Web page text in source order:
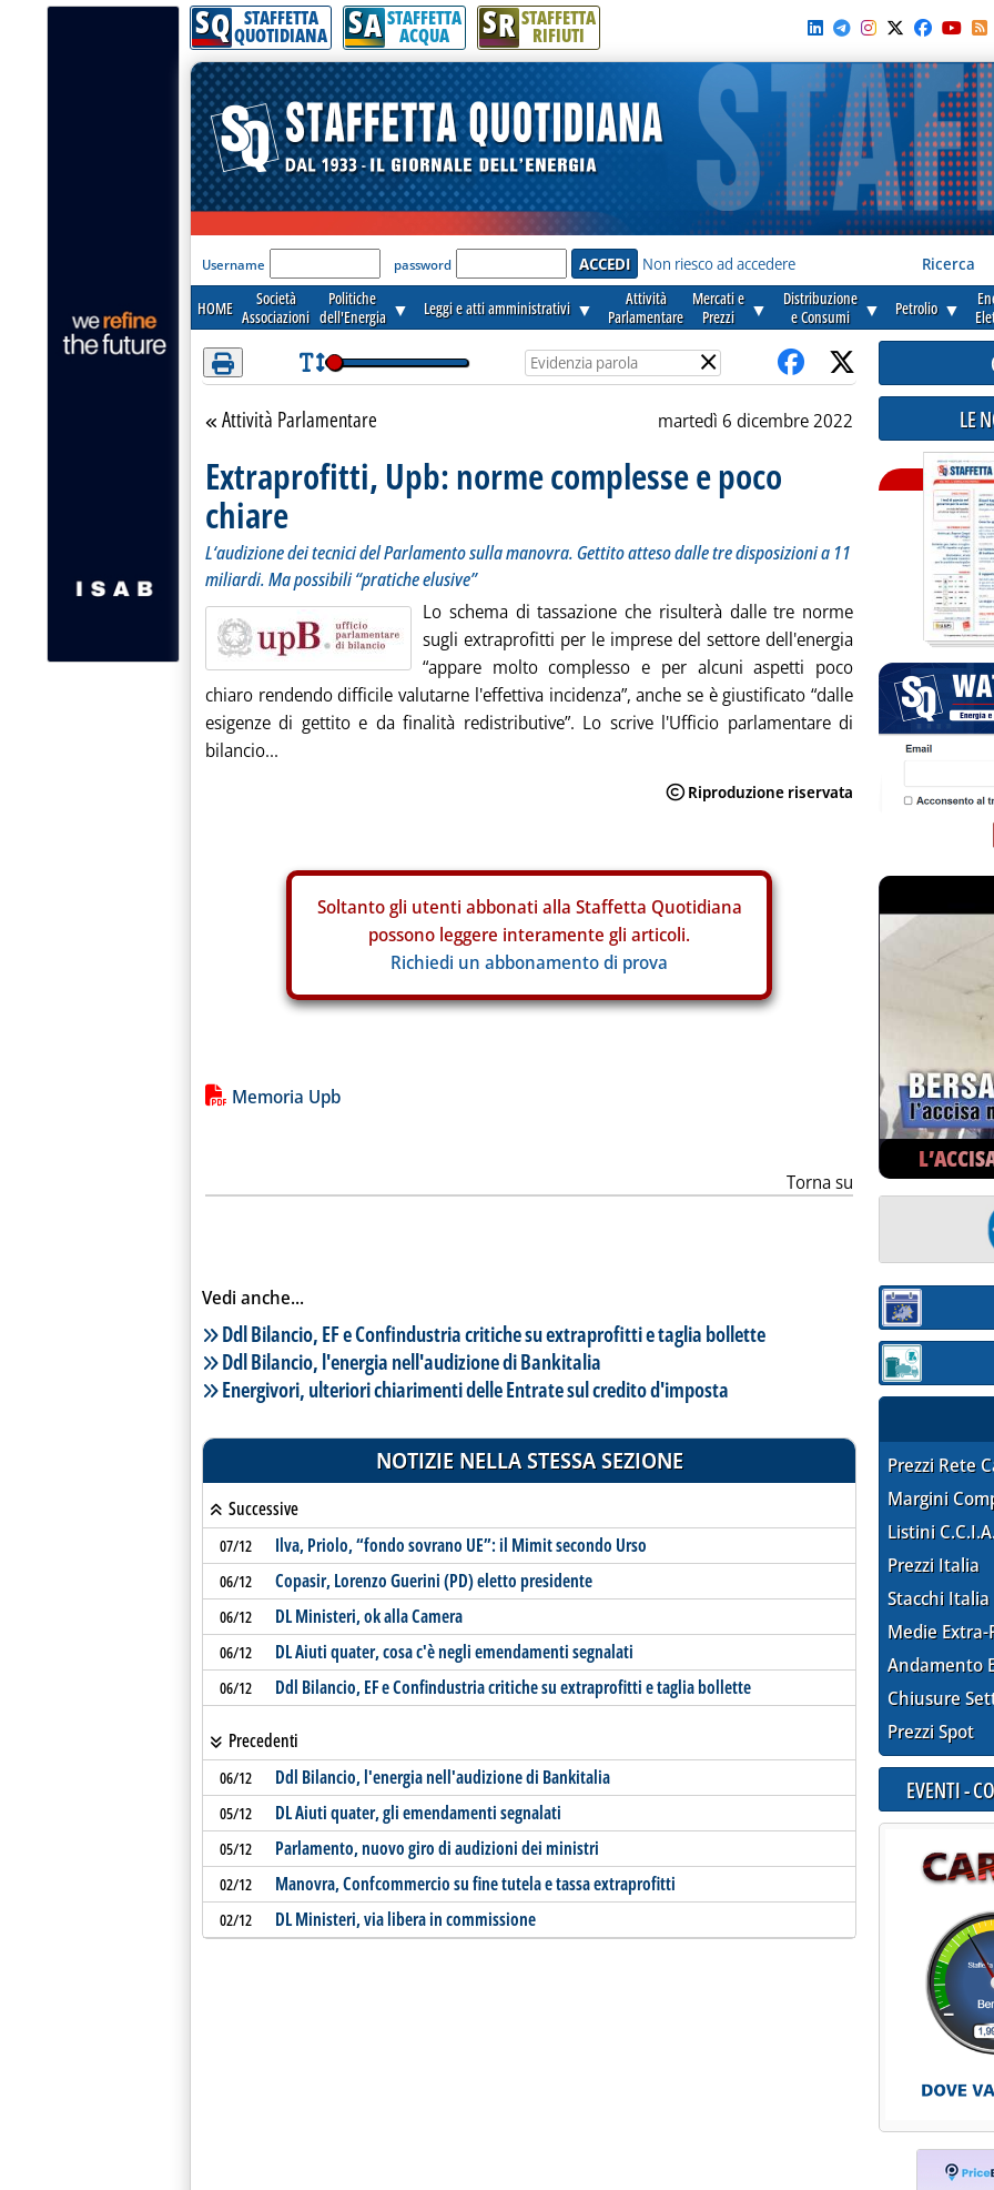
Attenzione! Esegui l'accesso per lèggere interamente la notizia.
SQ STAFFETTA
QUOTIDIANA SA STAFFETTA
ACQUA SR STAFFETTA
RIFIUTI
'Modulo Login per accedere'
Username password Non riesco ad accedere Ricerca
HOME
Società
Associazioni
Politiche
dell'Energia ▼ Leggi e atti amministrativi ▼
Attività
Parlamentare
Mercati e
Prezzi
▼
Distribuzione
e Consumi
▼ Petrolio ▼
×
Torna alla sezione
Attività Parlamentare martedì 6 dicembre 2022
Extraprofitti, Upb: norme complesse e poco
chiare
L‘audizione dei tecnici del Parlamento sulla manovra. Gettito atteso dalle tre disposizioni a 11
miliardi. Ma possibili “pratiche elusive”
Lo schema di tassazione che risulterà dalle tre norme
sugli extraprofitti per le imprese del settore dell'energia
“appare molto complesso e per alcuni aspetti poco
chiaro rendendo difficile valutarne l'effettiva incidenza”, anche se è giustificato “dalle
esigenze di gettito e da finalità redistributive”. Lo scrive l'Ufficio parlamentare di
bilancio...
Soltanto gli utenti abbonati alla Staffetta Quotidiana
possono leggere interamente gli articoli.
Richiedi un abbonamento di prova
Lista allegati PDF alla notizia
Memoria Upb
Torna su
Vedi anche...
Lista notizie correlate
Ddl Bilancio, EF e Confindustria critiche su extraprofitti e taglia bollette
Ddl Bilancio, l'energia nell'audizione di Bankitalia
Energivori, ulteriori chiarimenti delle Entrate sul credito d'imposta
NOTIZIE NELLA STESSA SEZIONE
Successive
07/12 Ilva, Priolo, “fondo sovrano UE”: il Mimit secondo Urso
06/12 Copasir, Lorenzo Guerini (PD) eletto presidente
06/12 DL Ministeri, ok alla Camera
06/12 DL Aiuti quater, cosa c'è negli emendamenti segnalati
06/12 Ddl Bilancio, EF e Confindustria critiche su extraprofitti e taglia bollette
Precedenti
06/12 Ddl Bilancio, l'energia nell'audizione di Bankitalia
05/12 DL Aiuti quater, gli emendamenti segnalati
05/12 Parlamento, nuovo giro di audizioni dei ministri
02/12 Manovra, Confcommercio su fine tutela e tassa extraprofitti
02/12 DL Ministeri, via libera in commissione
LE
Sezione:
Sezione:
Prezzi Rete
Margini
Listini
Prezzi Italia
Stacchi Italia
Medie Extra-
Andamento
Chiusure
Prezzi Spot
EVENTI -